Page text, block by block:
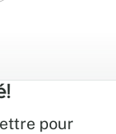
pour